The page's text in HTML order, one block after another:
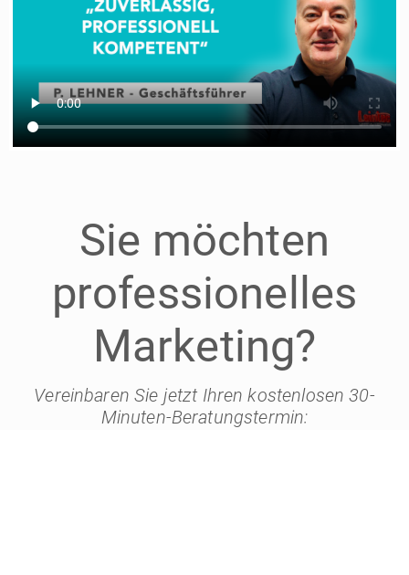
Sie möchten
professionelles
Marketing?
Vereinbaren Sie jetzt Ihren kostenlosen 30-
Minuten-Beratungstermin: